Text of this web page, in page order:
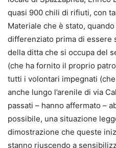
quasi 900 chili di rifiuti, con
Materiale che è stato,
differenziato prima di essere
della ditta che si occupa del
(che ha fornito il proprio
tutti i volontari impegnati
anche lungo l’arenile di via
passati – hanno affermato –
possibile, una situazione
dimostrazione che queste
stanno riuscendo a